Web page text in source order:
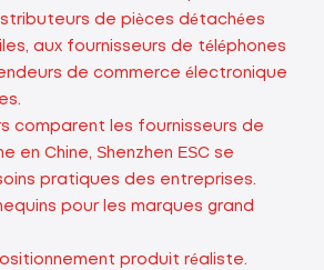
de pièces détachées
aux fournisseurs de téléphones
de commerce électronique
comparent les fournisseurs de
en Chine, Shenzhen ESC se
pratiques des entreprises.
pour les marques grand
produit réaliste.